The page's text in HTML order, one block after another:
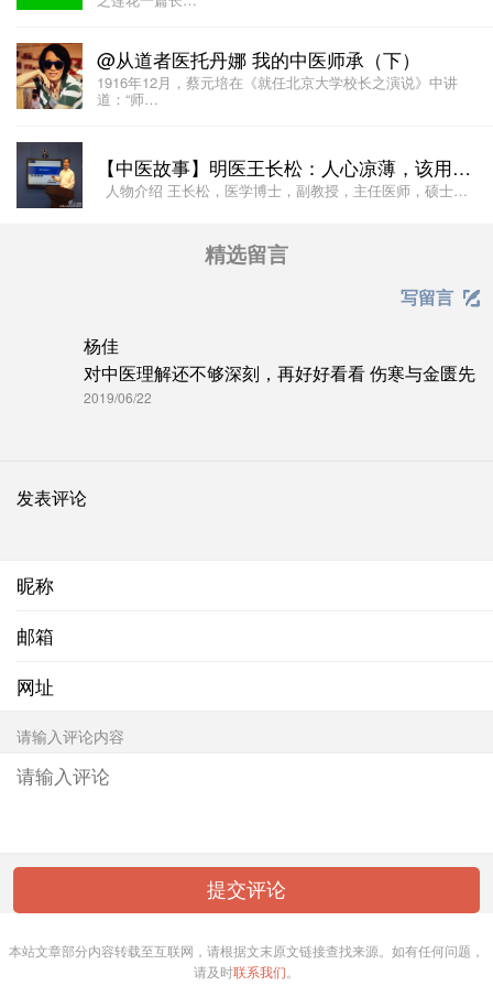
@从道者医托丹娜 我的中医师承（下）
1916年12月，蔡元培在《就任北京大学校长之演说》中讲
道：“师…
【中医故事】明医王长松：人心凉薄，该用桂枝暖一暖
人物介绍 王长松，医学博士，副教授，主任医师，硕士…
精选留言
写留言 
杨佳
对中医理解还不够深刻，再好好看看 伤寒与金匮先
2019/06/22
发表评论
昵称
邮箱
网址
请输入评论内容
本站文章部分内容转载至互联网，请根据文末原文链接查找来源。如有任何问题，
请及时联系我们